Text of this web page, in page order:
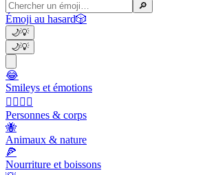
🔎
Émoji au hasard🎲
🌙💡
🌙💡
😂
Smileys et émotions
👩‍❤️‍💋‍👨
Personnes & corps
🐝
Animaux & nature
🍕
Nourriture et boissons